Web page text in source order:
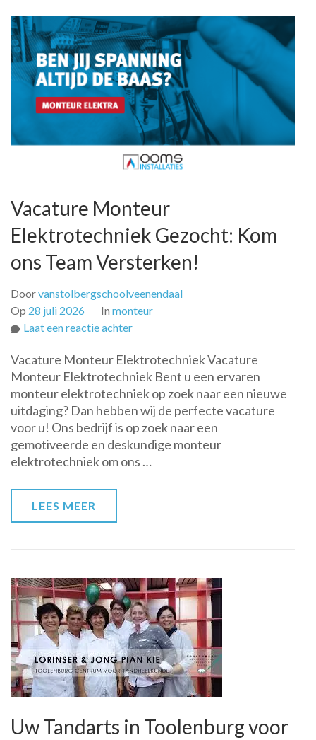
Vacature Monteur
Elektrotechniek Gezocht: Kom
ons Team Versterken!
Doorvanstolbergschoolveenendaal
Op 28 juli 2026 In monteur
Laat een reactie achterop
Monteur
Elektrotechniek
Gezocht:
Kom
ons
Team
Versterken!
Vacature Monteur Elektrotechniek Vacature
Monteur Elektrotechniek Bent u een ervaren
monteur elektrotechniek op zoek naar een nieuwe
uitdaging? Dan hebben wij de perfecte vacature
voor u! Ons bedrijf is op zoek naar een
gemotiveerde en deskundige monteur
elektrotechniek om ons …
LEES MEER
Uw Tandarts in Toolenburg voor